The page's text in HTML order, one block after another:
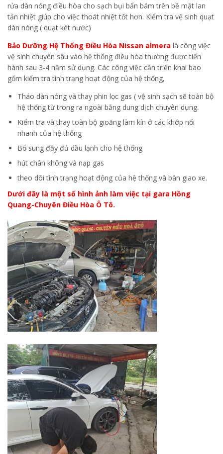
rửa dàn nóng điều hòa cho sạch bụi bẩn bám trên bề mặt lan
tản nhiệt giúp cho việc thoát nhiệt tốt hơn. Kiểm tra vệ sinh quạt
dàn nóng ( quạt két nước)
Bảo Dưỡng Hệ Thống Điều Hòa Nissan almera là công việc
vệ sinh chuyên sâu vào hệ thống điều hòa thường được tiến
hành sau 3-4 năm sử dụng. Các công việc cần triển khai bao
gốm kiểm tra tình trạng hoạt động của hệ thống,
Tháo dàn nóng và thay phin lọc gas ( vệ sinh sạch sẽ toàn bộ
hệ thống từ trong ra ngoài bằng dung dịch chuyên dụng.
Kiểm tra và thay toàn bộ gioăng làm kín ở các khớp nối
nhanh của hệ thống
Bổ sung đầy đủ dầu lạnh cho hệ thống
hút chân không và nạp gas
theo dõi tình trạng hoạt động của hệ thống và bàn giao xe.
Dưới đây là một số hình ảnh làm việc tại gara Hồng
Quang-Chuyên Điều Hòa Ô Tô.